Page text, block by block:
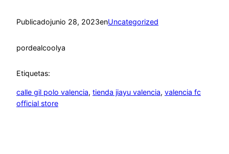
Publicadojunio 28, 2023enUncategorized
pordealcoolya
Etiquetas:
calle gil polo valencia, tienda jiayu valencia, valencia fc
official store